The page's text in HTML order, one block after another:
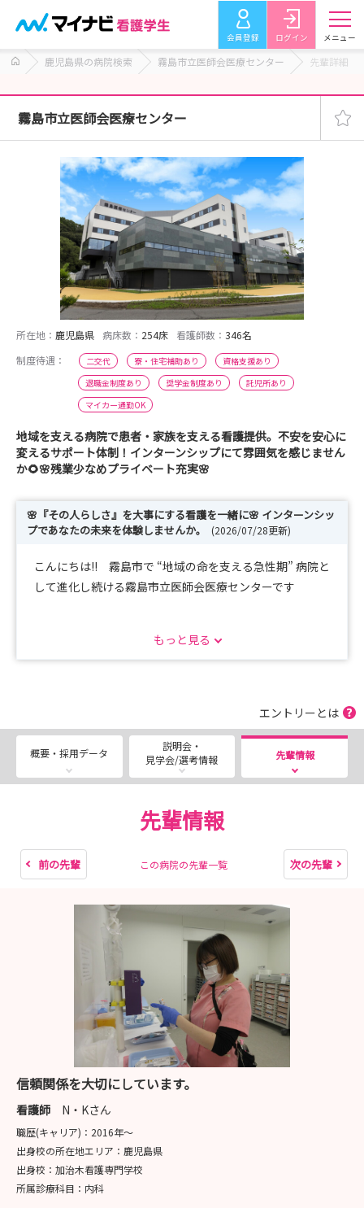
会員登録 ログイン メニュー
鹿児島県の病院検索 霧島市立医師会医療センター 先輩詳細
霧島市立医師会医療センター
所在地： 鹿児島県 病床数： 254床 看護師数： 346名
制度待遇：
二交代 寮・住宅補助あり
資格支援あり
退職金制度あり
奨学金制度あり
託児所あり
マイカー通勤OK
地域を支える病院で患者・家族を支える看護提供。不安を安心に
変えるサポート体制！インターンシップにて雰囲気を感じません
か🌻🌸残業少なめプライベート充実🌸
🌸『その人らしさ』を大事にする看護を一緒に🌸 インターンシッ
プであなたの未来を体験しませんか。
(2026/07/28更新)
こんにちは!! 霧島市で “地域の命を支える急性期” 病院と
して進化し続ける霧島市立医師会医療センターです
の第一歩を踏み出しませんか？
そんな声がたくさん届く、安心の伴走型教育が私たちの強
みです
~~~~~~~~~~~~~~~~~~~~~~~~~~~~~~~~~~~~~~~
★段階的にステップアップできる『ラダー教育】で、出来
ることをひとつずつ増やしていきます
基本技術を丁寧にしっかりと習得
受け持ちを広げ、判断力を育てる
将来は認定看護師や特定看護師へも挑戦できる
★不安を安心に変えるサポート体制があります
★『その人らしさを守る看護』を大切にしています
意思決定支援・ACP
終末期の支援
多職種で語る倫理カンファレンス
病室での小さな声に気づく力や言葉がけ
★体験を通して学ぶ倫理を重視しています
「出来るようになる」だけじゃない
患者・ご家族にどう向き合うかを共に育てる病院です
まずは、実際に見て・体験してみてください
もっと見る
エントリーとは
概要・採用データ
説明会・
見学会/選考情報
先輩情報
先輩情報
前の先輩 この病院の先輩一覧 次の先輩
信頼関係を大切にしています。
看護師 N・Kさん
職歴(キャリア)： 2016年〜
出身校の所在地エリア： 鹿児島県
出身校： 加治木看護専門学校
所属診療科目： 内科